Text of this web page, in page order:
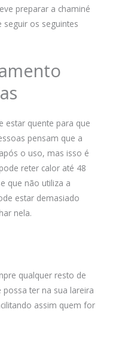
preparar a chaminé
seguir os seguintes
estar quente para que
pensam que a
o uso, mas isso é
reter calor até 48
que não utiliza a
estar demasiado
nela.
qualquer resto de
ter na sua lareira
assim quem for